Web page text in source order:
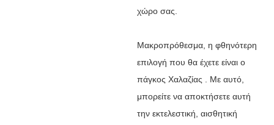
χώρο σας.
Μακροπρόθεσμα, η φθηνότερη
επιλογή που θα έχετε είναι ο
πάγκος Χαλαζίας . Με αυτό,
μπορείτε να αποκτήσετε αυτή
την εκτελεστική, αισθητική